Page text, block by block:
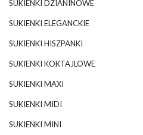
SUKIENKI DZIANINOWE
SUKIENKI ELEGANCKIE
SUKIENKI HISZPANKI
SUKIENKI KOKTAJLOWE
SUKIENKI MAXI
SUKIENKI MIDI
SUKIENKI MINI